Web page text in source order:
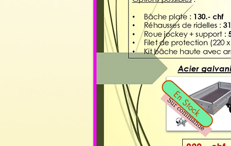
En Stock